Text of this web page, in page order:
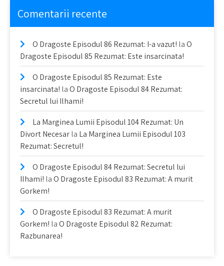
Comentarii recente
O Dragoste Episodul 86 Rezumat: I-a vazut! laO
Dragoste Episodul 85 Rezumat: Este insarcinata!
O Dragoste Episodul 85 Rezumat: Este
insarcinata! laO Dragoste Episodul 84 Rezumat:
Secretul lui Ilhami!
La Marginea Lumii Episodul 104 Rezumat: Un
Divort Necesarla La Marginea Lumii Episodul 103
Rezumat: Secretul!
O Dragoste Episodul 84 Rezumat: Secretul lui
Ilhami! laO Dragoste Episodul 83 Rezumat: A murit
Gorkem!
O Dragoste Episodul 83 Rezumat: A murit
Gorkem! laO Dragoste Episodul 82 Rezumat:
Razbunarea!